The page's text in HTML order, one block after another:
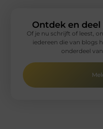
Ontdek en
Of je nu schrijft of leest,
iedereen die van blogs
onderdeel